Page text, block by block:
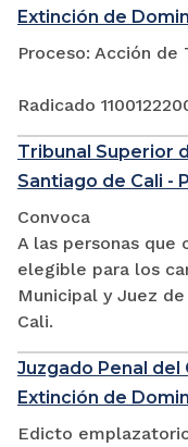
Extinción de
Proceso: Acción de
Radicado
Tribunal Superior
Santiago de Cali -
Convoca
A las personas
elegible para los
Municipal y Juez
Cali.
Juzgado Penal
Extinción de
Edicto